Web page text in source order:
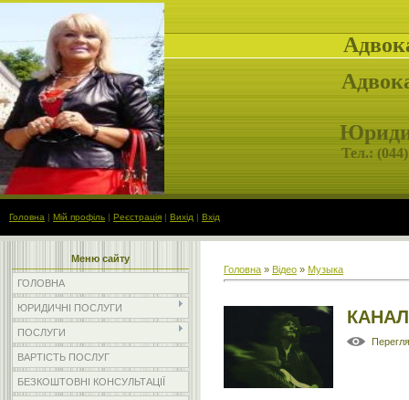
Тел.: (
Головна | Мій профіль | Реєстрація | Вихід | Вхід
Меню сайту
ГОЛОВНА
ЮРИДИЧНІ ПОСЛУГИ
ПОСЛУГИ
ВАРТІСТЬ ПОСЛУГ
БЕЗКОШТОВНІ КОНСУЛЬТАЦІЇ
Головна » Відео » Музыка